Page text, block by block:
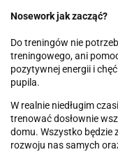
Nosework jak zacząć?
Do treningów nie
treningowego, ani
pozytywnej energii i
pupila.
W realnie niedługim
trenować dosłownie
domu. Wszystko będzie
rozwoju nas samych